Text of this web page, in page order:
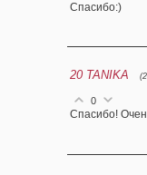
Спасибо:)
20 TANIKA
0
Спасибо!